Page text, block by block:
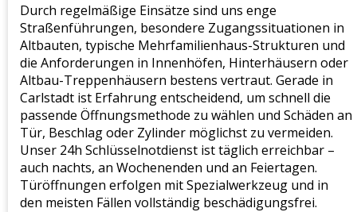
Durch regelmäßige Einsätze sind uns enge
Straßenführungen, besondere Zugangssituationen in
Altbauten, typische Mehrfamilienhaus-Strukturen und
die Anforderungen in Innenhöfen, Hinterhäusern oder
Altbau-Treppenhäusern bestens vertraut. Gerade in
Carlstadt ist Erfahrung entscheidend, um schnell die
passende Öffnungsmethode zu wählen und Schäden an
Tür, Beschlag oder Zylinder möglichst zu vermeiden.
Unser 24h Schlüsselnotdienst ist täglich erreichbar –
auch nachts, an Wochenenden und an Feiertagen.
Türöffnungen erfolgen mit Spezialwerkzeug und in
den meisten Fällen vollständig beschädigungsfrei.